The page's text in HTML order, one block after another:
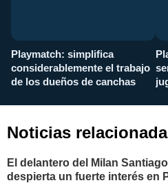
Playmatch: simplifica
considerablemente el trabajo
de los dueños de canchas
Noticias
El delantero del Milan
despierta un fuerte interés en